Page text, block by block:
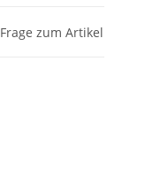
Frage zum Artikel